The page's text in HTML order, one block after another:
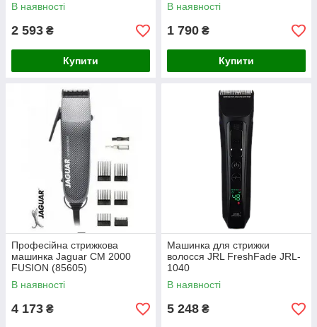
В наявності
2 593 ₴
Купити
В наявності
1 790 ₴
Купити
Професійна стрижкова
машинка Jaguar CM 2000
FUSION (85605)
В наявності
4 173 ₴
Машинка для стрижки
волосся JRL FreshFade JRL-
1040
В наявності
5 248 ₴